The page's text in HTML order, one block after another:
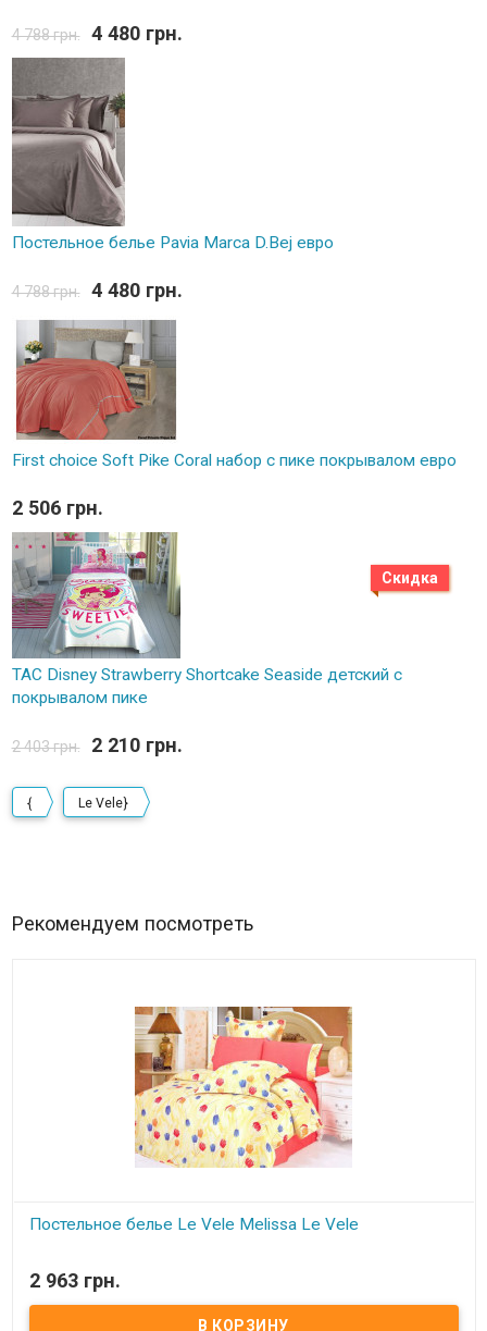
4 788 грн. 4 480 грн.
Постельное белье Pavia Marca D.Bej евро
4 788 грн. 4 480 грн.
First choice Soft Pike Coral набор с пике покрывалом евро
2 506 грн.
Скидка
TAC Disney Strawberry Shortcake Seaside детский с
покрывалом пике
2 403 грн. 2 210 грн.
{ Le Vele}
Рекомендуем посмотреть
Постельное белье Le Vele Melissa Le Vele
200x220 см шёлк/сатин простынь: 240x260 см сатин 4 наволочки:
2 шт.70x70см+5см.шёлк + 2 шт.50*70см.сатин ткань: жатый шёлк/
2 963 грн.